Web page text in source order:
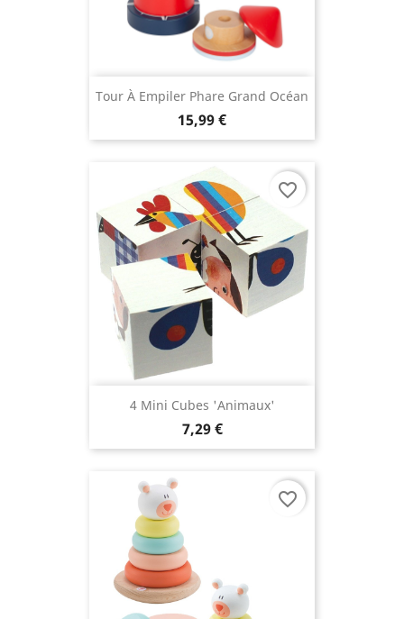
(1 avis)
Tour À Empiler Phare Grand Océan
15,99 €
4 Mini Cubes 'Animaux'
7,29 €
favorite_border
favorite_border